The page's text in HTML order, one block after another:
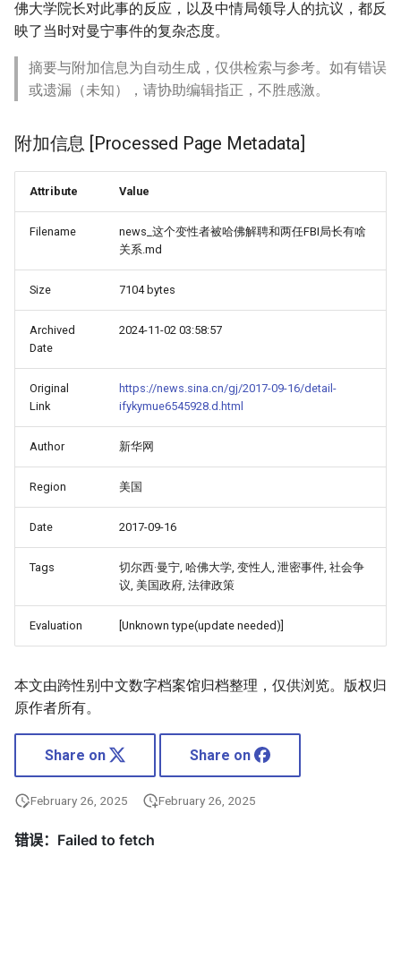
佛大学院长对此事的反应，以及中情局领导人的抗议，都反
映了当时对曼宁事件的复杂态度。
摘要与附加信息为自动生成，仅供检索与参考。如有错误
或遗漏（未知），请协助编辑指正，不胜感激。
附加信息 [Processed Page Metadata]
Attribute Value
Filename
news_这个变性者被哈佛解聘和两任FBI局长有啥
关系.md
Size 7104 bytes
Archived
Date
2024-11-02 03:58:57
Original
Link
https://news.sina.cn/gj/2017-09-16/detail-
ifykymue6545928.d.html
Author 新华网
Region 美国
Date 2017-09-16
Tags
切尔西·曼宁, 哈佛大学, 变性人, 泄密事件, 社会争
议, 美国政府, 法律政策
Evaluation [Unknown type(update needed)]
本文由跨性别中文数字档案馆归档整理，仅供浏览。版权归
原作者所有。
Share on Share on
February 26, 2025 February 26, 2025